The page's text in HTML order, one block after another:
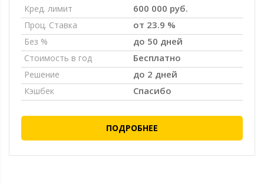
Кред. лимит 600 000 руб.
Проц. Ставка от 23.9 %
Без % до 50 дней
Стоимость в год Бесплатно
Решение до 2 дней
Кэшбек Спасибо
ПОДРОБНЕЕ